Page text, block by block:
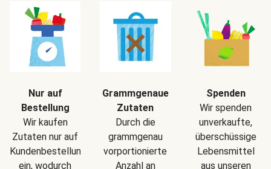
Nur auf
Bestellung
Wir kaufen
Zutaten nur auf
Kundenbestellung
ein, wodurch
Grammgenaue
Zutaten
Durch die
grammgenau
vorportionierte
Anzahl an
Spenden
Wir spenden
unverkaufte,
überschüssige
Lebensmittel
aus unseren